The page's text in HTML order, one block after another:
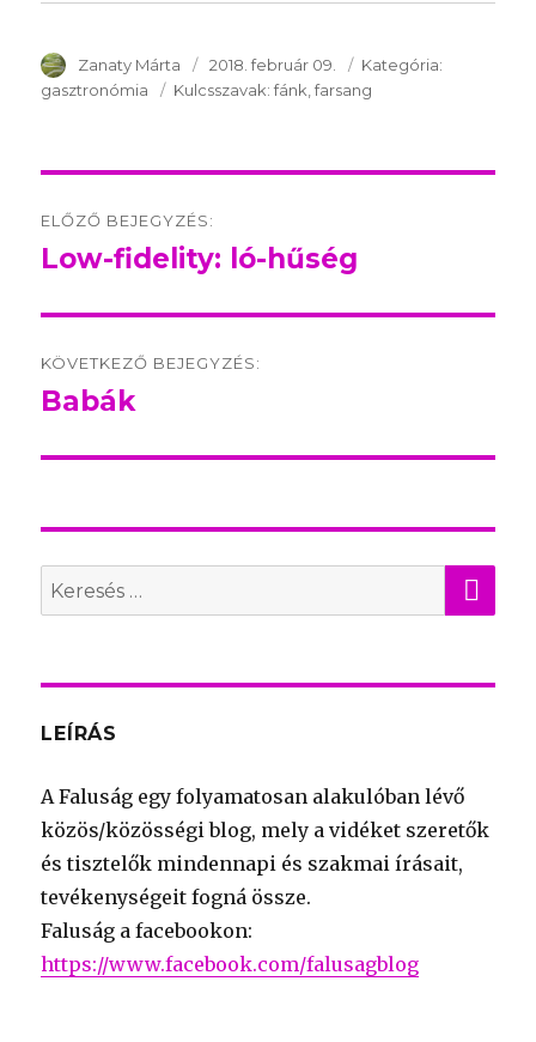
SzerzÅ
Zanaty Márta Közzétéve:
2018. február 09. Kategória:
gasztronómia
Kulcsszavak:Kulcsszavak:
fánk farsang
navigation
ELŐZŐ BEJEGYZÉS:
Előző
Low-fidelity: ló-hűség
KÖVETKEZŐ BEJEGYZÉS:
Következő
Babák
Search
for:
LEÍRÁS
A Faluság egy folyamatosan alakulóban lévő
közös/közösségi blog, mely a vidéket szeretők
és tisztelők mindennapi és szakmai írásait,
tevékenységeit fogná össze.
Faluság a facebookon:
https://www.facebook.com/falusagblog